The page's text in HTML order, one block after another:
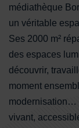
médiathèque
un véritable
Ses 2000 m²
des espaces
découvrir,
moment
modernisation…
vivant,